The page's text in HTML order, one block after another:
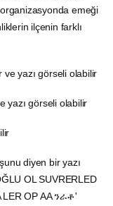
emeği
ilçenin farklı